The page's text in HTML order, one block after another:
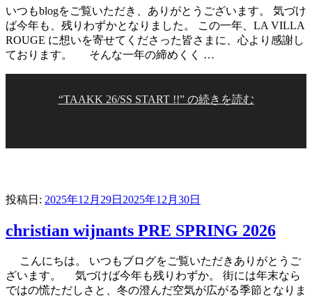
いつもblogをご覧いただき、ありがとうございます。 気づけ
ば今年も、残りわずかとなりました。 この一年、LA VILLA
ROUGE に想いを寄せてくださった皆さまに、心より感謝し
ております。 そんな一年の締めくく …
“TAAKK 26/SS START !!” の続きを読む
投稿日: 2025年12月29日 2025年12月30日
christian wijnants PRE SPRING 2026
こんにちは。 いつもブログをご覧いただきありがとうご
ざいます。 気づけば今年も残りわずか。 街には年末なら
ではの慌ただしさと、冬の澄んだ空気が広がる季節となりま